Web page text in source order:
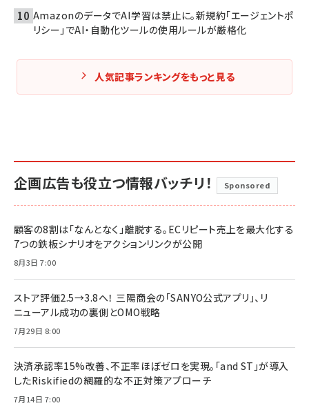
AmazonのデータでAI学習は禁止に。新規約「エージェントポ
リシー」でAI・自動化ツールの使用ルールが厳格化
人気記事ランキングをもっと見る
企画広告も役立つ情報バッチリ！ Sponsored
顧客の8割は「なんとなく」離脱する。ECリピート売上を最大化する
7つの鉄板シナリオをアクションリンクが公開
8月3日 7:00
ストア評価2.5→3.8へ！ 三陽商会の「SANYO公式アプリ」、リ
ニューアル成功の裏側とOMO戦略
7月29日 8:00
決済承認率15%改善、不正率ほぼゼロを実現。「and ST」が導入
したRiskifiedの網羅的な不正対策アプローチ
7月14日 7:00